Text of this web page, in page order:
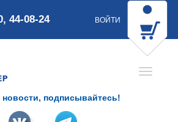
44-08-24 ВОЙТИ
подписывайтесь!